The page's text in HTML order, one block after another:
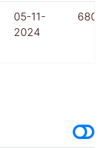
05-11-
2024
680